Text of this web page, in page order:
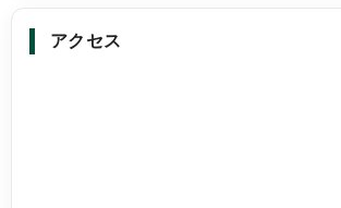
アクセス